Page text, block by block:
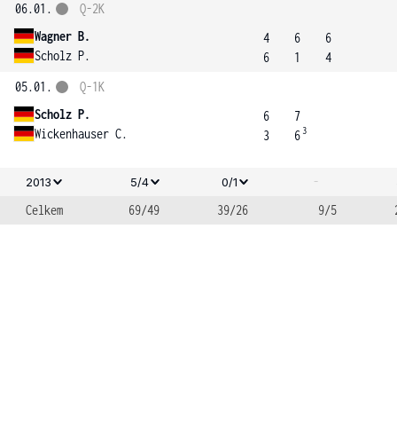
06.01.
Wagner B.
Scholz P.
Q-2K
4
6
6
1
6
4
05.01.
Scholz P.
Wickenhauser C.
Q-1K
6
3
7
6 3
2013 5/4 0/1 -
Celkem 69/49 39/26 9/5